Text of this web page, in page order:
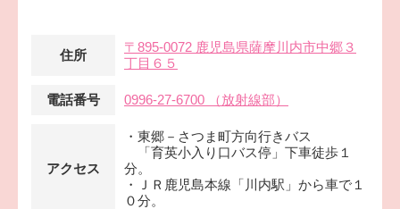
住所
〒895-0072 鹿児島県薩摩川内市中郷３
丁目６５
電話番号 0996-27-6700 （放射線部）
アクセス
・東郷－さつま町方向行きバス
「育英小入り口バス停」下車徒歩１
分。
・ＪＲ鹿児島本線「川内駅」から車で１
０分。